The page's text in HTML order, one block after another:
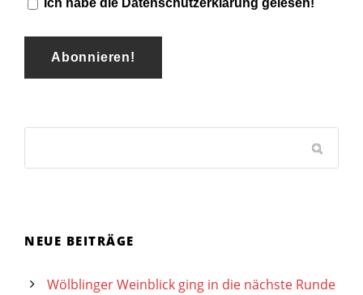
Ich habe die Datenschutzerklärung gelesen!
NEUE BEITRÄGE
Wölblinger Weinblick ging in die nächste Runde